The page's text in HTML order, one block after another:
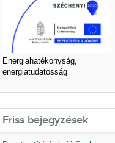
Energiahatékonyság,
energiatudatosság
Friss bejegyzések